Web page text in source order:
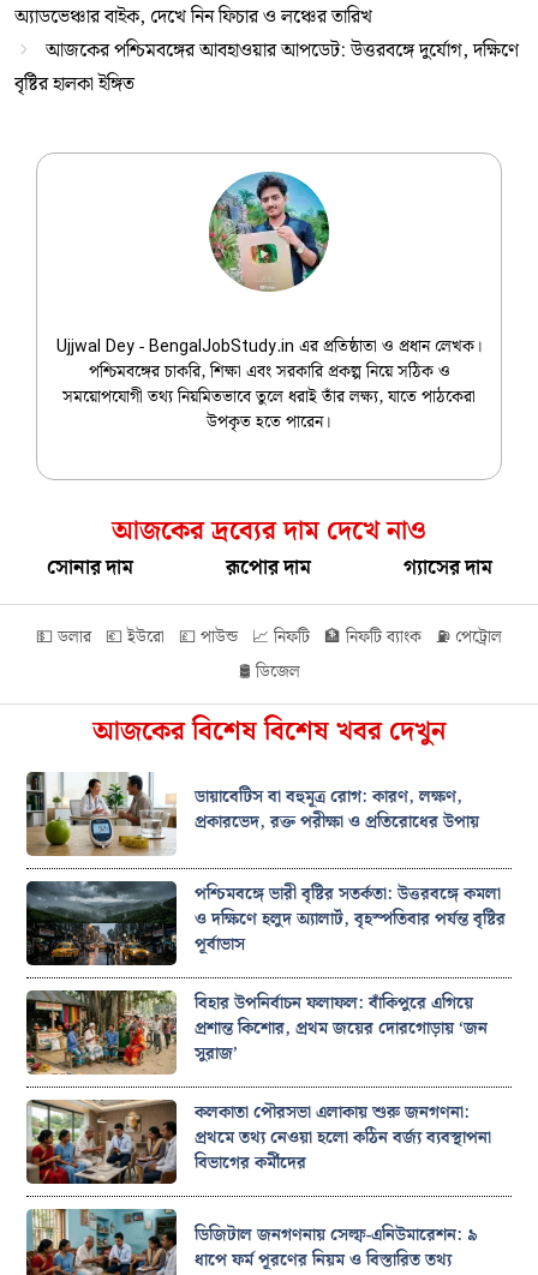
অ্যাডভেঞ্চার বাইক, দেখে নিন ফিচার ও লঞ্চের তারিখ
আজকের পশ্চিমবঙ্গের আবহাওয়ার আপডেট: উত্তরবঙ্গে দুর্যোগ, দক্ষিণে
বৃষ্টির হালকা ইঙ্গিত
Ujjwal Dey
Ujjwal Dey - BengalJobStudy.in এর প্রতিষ্ঠাতা ও প্রধান লেখক।
পশ্চিমবঙ্গের চাকরি, শিক্ষা এবং সরকারি প্রকল্প নিয়ে সঠিক ও
সময়োপযোগী তথ্য নিয়মিতভাবে তুলে ধরাই তাঁর লক্ষ্য, যাতে পাঠকেরা
উপকৃত হতে পারেন।
আজকের দ্রব্যের দাম দেখে নাও
সোনার দাম রূপোর দাম গ্যাসের দাম
💵 ডলার 💶 ইউরো 💷 পাউন্ড 📈 নিফটি 🏦 নিফটি ব্যাংক ⛽ পেট্রোল
🛢️ ডিজেল
আজকের বিশেষ বিশেষ খবর দেখুন
ডায়াবেটিস বা বহুমূত্র রোগ: কারণ, লক্ষণ,
প্রকারভেদ, রক্ত পরীক্ষা ও প্রতিরোধের উপায়
পশ্চিমবঙ্গে ভারী বৃষ্টির সতর্কতা: উত্তরবঙ্গে কমলা
ও দক্ষিণে হলুদ অ্যালার্ট, বৃহস্পতিবার পর্যন্ত বৃষ্টির
পূর্বাভাস
বিহার উপনির্বাচন ফলাফল: বাঁকিপুরে এগিয়ে
প্রশান্ত কিশোর, প্রথম জয়ের দোরগোড়ায় ‘জন
সুরাজ’
কলকাতা পৌরসভা এলাকায় শুরু জনগণনা:
প্রথমে তথ্য নেওয়া হলো কঠিন বর্জ্য ব্যবস্থাপনা
বিভাগের কর্মীদের
ডিজিটাল জনগণনায় সেল্ফ-এনিউমারেশন: ৯
ধাপে ফর্ম পূরণের নিয়ম ও বিস্তারিত তথ্য